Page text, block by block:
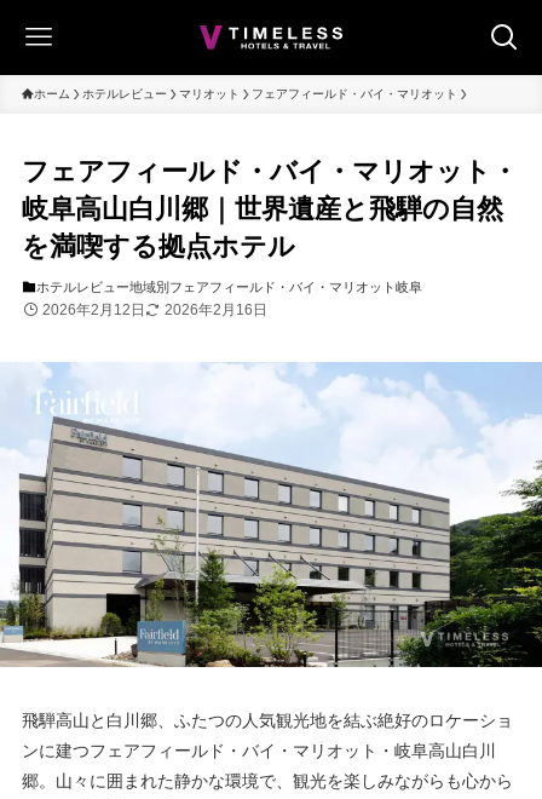
ホーム ホテルレビュー マリオット フェアフィールド・バイ・マリオット
フェアフィールド・バイ・マリオット・
岐阜高山白川郷｜世界遺産と飛騨の自然
を満喫する拠点ホテル
ホテルレビュー地域別 フェアフィールド・バイ・マリオット岐阜
2026年2月12日 2026年2月16日
飛騨高山と白川郷、ふたつの人気観光地を結ぶ絶好のロケーショ
ンに建つフェアフィールド・バイ・マリオット・岐阜高山白川
郷。山々に囲まれた静かな環境で、観光を楽しみながらも心から